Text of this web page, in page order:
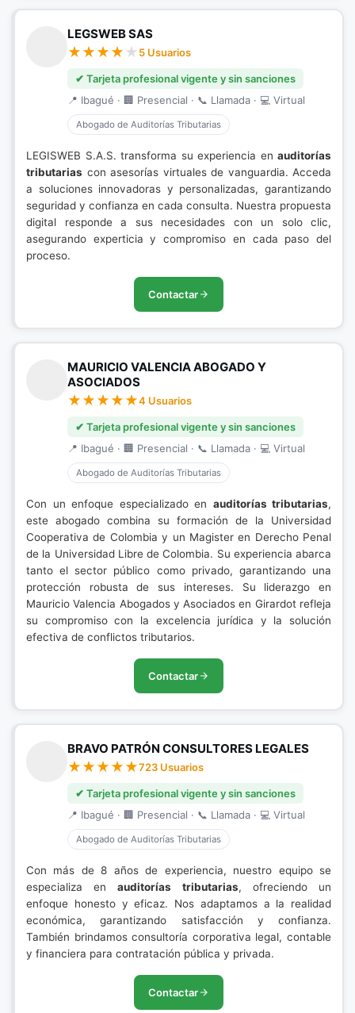
LEGSWEB SAS
5 Usuarios
✔ Tarjeta profesional vigente y sin sanciones
📍 Ibagué · 🏢 Presencial · 📞 Llamada · 💻 Virtual
Abogado de Auditorías Tributarias
LEGISWEB S.A.S. transforma su experiencia en auditorías
tributarias con asesorías virtuales de vanguardia. Acceda
a soluciones innovadoras y personalizadas, garantizando
seguridad y confianza en cada consulta. Nuestra propuesta
digital responde a sus necesidades con un solo clic,
asegurando experticia y compromiso en cada paso del
proceso.
Contactar
MAURICIO VALENCIA ABOGADO Y
ASOCIADOS
4 Usuarios
✔ Tarjeta profesional vigente y sin sanciones
📍 Ibagué · 🏢 Presencial · 📞 Llamada · 💻 Virtual
Abogado de Auditorías Tributarias
Con un enfoque especializado en auditorías tributarias,
este abogado combina su formación de la Universidad
Cooperativa de Colombia y un Magister en Derecho Penal
de la Universidad Libre de Colombia. Su experiencia abarca
tanto el sector público como privado, garantizando una
protección robusta de sus intereses. Su liderazgo en
Mauricio Valencia Abogados y Asociados en Girardot refleja
su compromiso con la excelencia jurídica y la solución
efectiva de conflictos tributarios.
Contactar
BRAVO PATRÓN CONSULTORES LEGALES
723 Usuarios
✔ Tarjeta profesional vigente y sin sanciones
📍 Ibagué · 🏢 Presencial · 📞 Llamada · 💻 Virtual
Abogado de Auditorías Tributarias
Con más de 8 años de experiencia, nuestro equipo se
especializa enauditorías tributarias, ofreciendo un
enfoque honesto y eficaz. Nos adaptamos a la realidad
económica, garantizando satisfacción y confianza.
También brindamos consultoría corporativa legal, contable
y financiera para contratación pública y privada.
Contactar